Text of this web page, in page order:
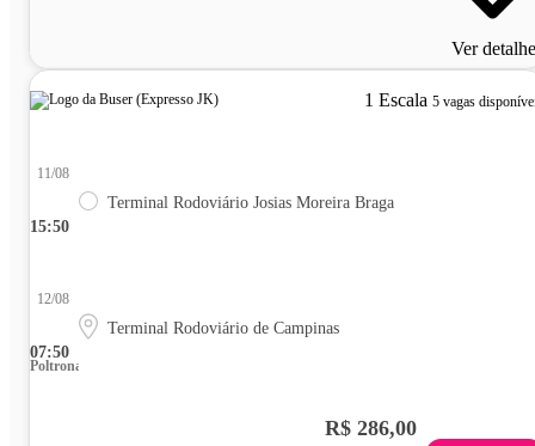
Ver
1 Escala 5 vagas
15:50
11/08
Terminal Rodoviário Josias Moreira Braga
07:50
12/08
Terminal Rodoviário de Campinas
Poltrona
R$ 286,00